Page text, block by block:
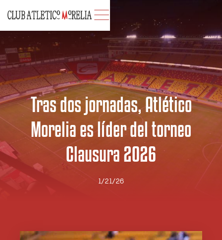
Tras dos jornadas, Atlético
Morelia es líder del torneo
Clausura 2026
1/21/26